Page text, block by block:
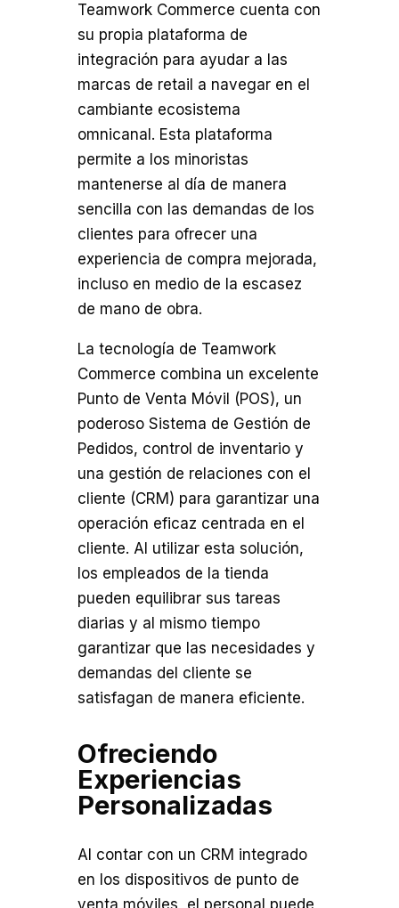
Teamwork Commerce cuenta con
su propia plataforma de
integración para ayudar a las
marcas de retail a navegar en el
cambiante ecosistema
omnicanal. Esta plataforma
permite a los minoristas
mantenerse al día de manera
sencilla con las demandas de los
clientes para ofrecer una
experiencia de compra mejorada,
incluso en medio de la escasez
de mano de obra.
La tecnología de Teamwork
Commerce combina un excelente
Punto de Venta Móvil (POS), un
poderoso Sistema de Gestión de
Pedidos, control de inventario y
una gestión de relaciones con el
cliente (CRM) para garantizar una
operación eficaz centrada en el
cliente. Al utilizar esta solución,
los empleados de la tienda
pueden equilibrar sus tareas
diarias y al mismo tiempo
garantizar que las necesidades y
demandas del cliente se
satisfagan de manera eficiente.
Ofreciendo
Experiencias
Personalizadas
Al contar con un CRM integrado
en los dispositivos de punto de
venta móviles, el personal puede